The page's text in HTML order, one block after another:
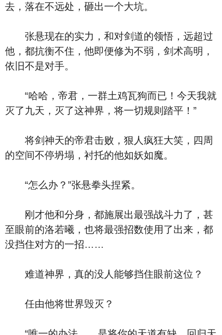
去，落在不远处，砸出一个大坑。
张悬现在的实力，和对剑道的领悟，远超过
他，都抗衡不住，他即便修为不弱，剑术高明，
依旧不是对手。
“哈哈，帝君，一群土鸡瓦狗而已！今天我就
灭了九天，灭了这神界，将一切规则踏平！”
将剑神天的帝君击败，狠人疯狂大笑，四周
的空间不停坍塌，衬托的他如妖如魔。
“怎么办？”张悬拳头捏紧。
刚才他和分身，都施展出最强战斗力了，甚
至眼前的洛若曦，也将最强招数使用了出来，都
没挡住对方的一招……
难道神界，真的没人能够挡住眼前这位？
任由他将世界毁灭？